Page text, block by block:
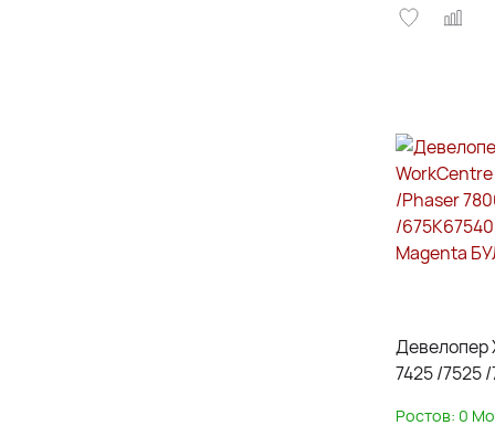
Девелопер
7425 /7525
банка 200г
Ростов: 0